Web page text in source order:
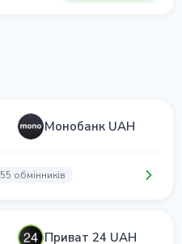
Монобанк UAH
55 обмінників
Приват 24 UAH